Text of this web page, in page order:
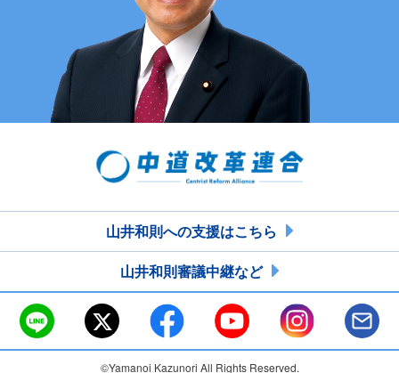
山井和則への支援はこちら
山井和則審議中継など
©Yamanoi Kazunori All Rights Reserved.